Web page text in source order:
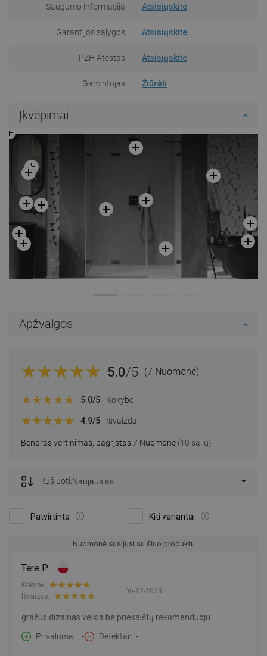
Saugumo informacija Atsisiųskite
Garantijos sąlygos Atsisiųskite
PZH Atestas Atsisiųskite
Gamintojas Žiūrėti
Įkvėpimai
Apžvalgos
5.0/5 (7 Nuomonė)
Bendras vertinimas, pagrįstas 7 Nuomonė (10 šalių)
5.0/5 Kokybė
4.9/5 Išvaizda
Patvirtinta Kiti variantai
Rūšiuoti:Naujausias
Nuomonė susijusi su šiuo produktu
Tere P.
06-12-2023
Kokybė:
Išvaizda:
gražus dizainas veikia be priekaištų rekomenduoju
Privalumai
- Defektai -